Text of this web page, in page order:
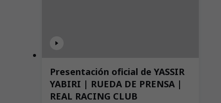
Presentación oficial de YASSIR
YABIRI | RUEDA DE PRENSA |
REAL RACING CLUB